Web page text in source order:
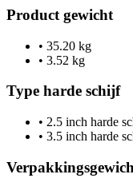
Product gewicht
• 35.20 kg
• 3.52 kg
Type harde schijf
• 2.5 inch harde
• 3.5 inch harde